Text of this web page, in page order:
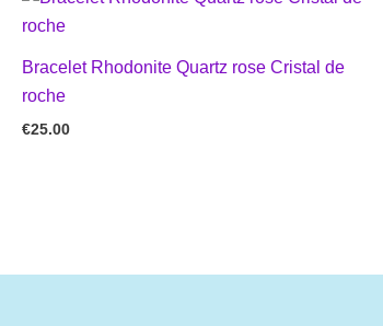
Bracelet Rhodonite Quartz rose Cristal de
roche
€25.00